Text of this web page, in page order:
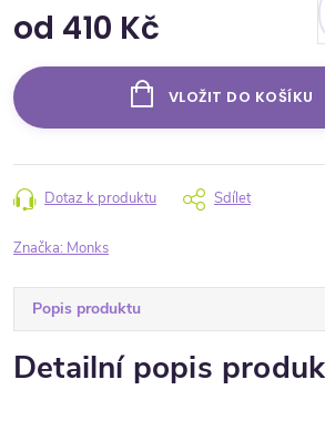
od 410 Kč
VLOŽIT DO KOŠÍKU
Dotaz k produktu Sdílet
Značka: Monks
Popis produktu
Detailní popis